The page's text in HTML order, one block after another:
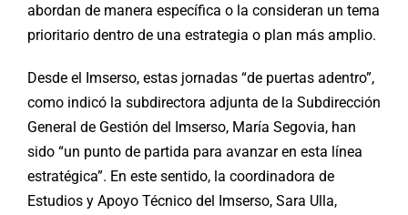
abordan de manera específica o la consideran un tema
prioritario dentro de una estrategia o plan más amplio.
Desde el Imserso, estas jornadas “de puertas adentro”,
como indicó la subdirectora adjunta de la Subdirección
General de Gestión del Imserso, María Segovia, han
sido “un punto de partida para avanzar en esta línea
estratégica”. En este sentido, la coordinadora de
Estudios y Apoyo Técnico del Imserso, Sara Ulla,